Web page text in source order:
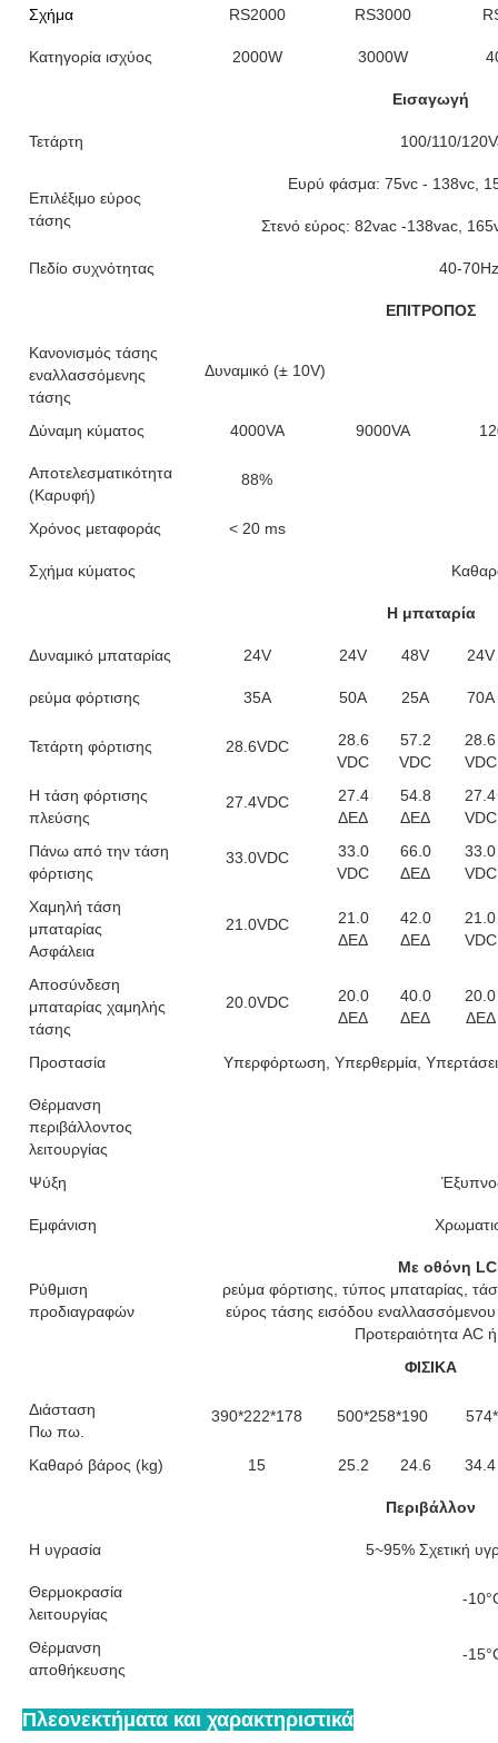
Σχήμα RS2000 RS3000
Κατηγορία ισχύος 2000W 3000W
Εισαγωγή
Τετάρτη 100/110/
Επιλέξιμο εύρος
τάσης
Ευρύ φάσμα: 75vc - 138vc,
Στενό εύρος: 82vac -138vac,
Πεδίο συχνότητας 40-
ΕΠΙΤΡΟΠΟΣ
Κανονισμός τάσης
εναλλασσόμενης
τάσης
Δυναμικό (± 10V)
Δύναμη κύματος 4000VA 9000VA
Αποτελεσματικότητα
(Καρυφή)
88%
Χρόνος μεταφοράς < 20 ms
Σχήμα κύματος
Η μπαταρία
Δυναμικό μπαταρίας 24V 24V 48V 24V
ρεύμα φόρτισης 35Α 50Α 25Α 70A
Τετάρτη φόρτισης 28.6VDC
28.6
VDC
57.2
VDC
28.6
VDC
Η τάση φόρτισης
πλεύσης
27.4VDC
27.4
ΔΕΔ
54.8
ΔΕΔ
27.4
VDC
Πάνω από την τάση
φόρτισης
33.0VDC
33.0
VDC
66.0
ΔΕΔ
33.0
VDC
Χαμηλή τάση
μπαταρίας
Ασφάλεια
21.0VDC
21.0
ΔΕΔ
42.0
ΔΕΔ
21.0
VDC
Αποσύνδεση
μπαταρίας χαμηλής
τάσης
20.0VDC
20.0
ΔΕΔ
40.0
ΔΕΔ
20.0
ΔΕΔ
Προστασία Υπερφόρτωση, Υπερθερμία,
Θέρμανση
περιβάλλοντος
λειτουργίας
Ψύξη
Εμφάνιση
Ρύθμιση
προδιαγραφών
Με οθόνη
ρεύμα φόρτισης, τύπος μπαταρίας,
εύρος τάσης εισόδου εναλλασσόμενου
Προτεραιότητα AC
ΦΙΣΙΚΑ
Διάσταση
Πω πω.
390*222*178 500*258*190
Καθαρό βάρος (kg) 15 25.2 24.6 34.4
Περιβάλλον
Η υγρασία 5~95% Σχετική
Θερμοκρασία
λειτουργίας
-
Θέρμανση
αποθήκευσης
-
Πλεονεκτήματα και χαρακτηριστικά